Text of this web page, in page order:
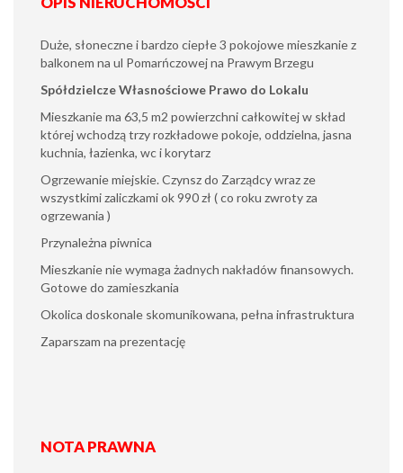
Duże, słoneczne i bardzo ciepłe 3 pokojowe mieszkanie z
balkonem na ul Pomarńczowej na Prawym Brzegu
Spółdzielcze Własnościowe Prawo do Lokalu
Mieszkanie ma 63,5 m2 powierzchni całkowitej w skład
której wchodzą trzy rozkładowe pokoje, oddzielna, jasna
kuchnia, łazienka, wc i korytarz
Ogrzewanie miejskie. Czynsz do Zarządcy wraz ze
wszystkimi zaliczkami ok 990 zł ( co roku zwroty za
ogrzewania )
Przynależna piwnica
Mieszkanie nie wymaga żadnych nakładów finansowych.
Gotowe do zamieszkania
Okolica doskonale skomunikowana, pełna infrastruktura
Zaparszam na prezentację
NOTA PRAWNA